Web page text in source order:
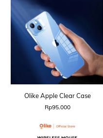
Olike Apple Clear Case
Rp95.000